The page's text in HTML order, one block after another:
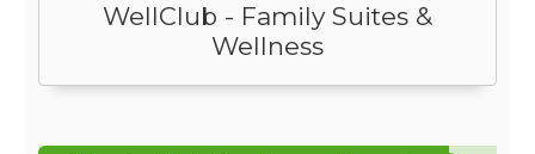
WellClub - Family Suites &
Wellness